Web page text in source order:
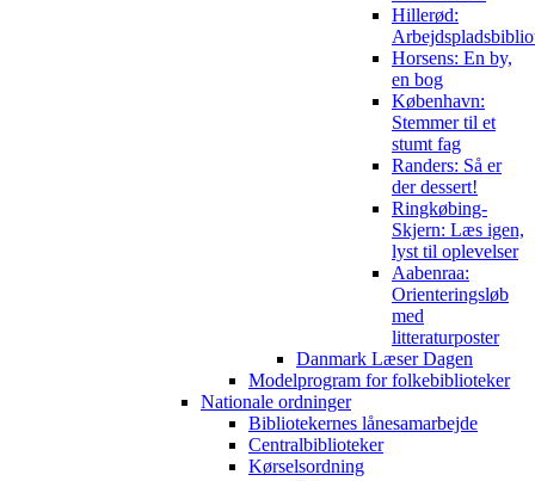
Hillerød:
Horsens: En by,
en bog
København:
Stemmer til et
stumt fag
Randers: Så er
der dessert!
Ringkøbing-
Skjern: Læs igen,
lyst til oplevelser
Aabenraa:
Orienteringsløb
med
litteraturposter
Danmark Læser Dagen
Modelprogram for folkebiblioteker
Nationale ordninger
Bibliotekernes lånesamarbejde
Centralbiblioteker
Kørselsordning